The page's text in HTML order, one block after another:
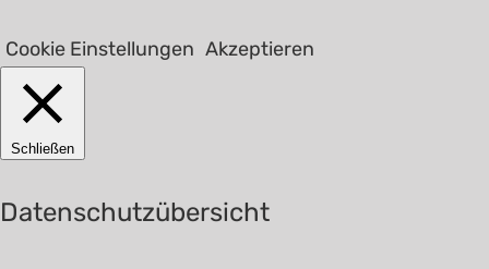
Cookie Einstellungen Akzeptieren
Schließen
Datenschutzübersicht